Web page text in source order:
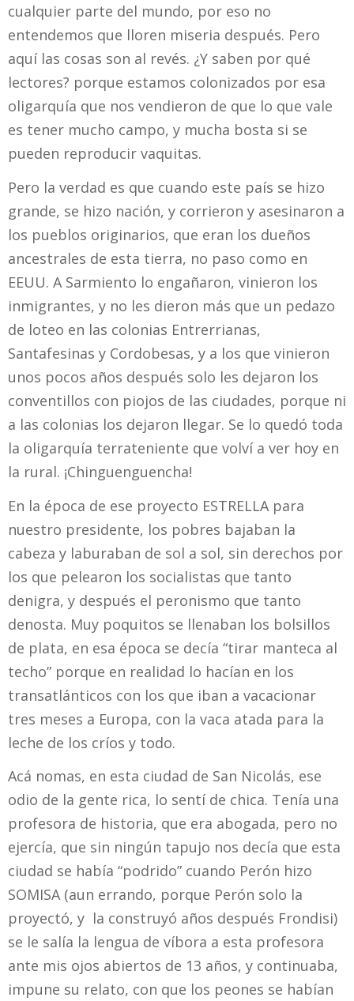
cualquier parte del mundo, por eso no
entendemos que lloren miseria después. Pero
aquí las cosas son al revés. ¿Y saben por qué
lectores? porque estamos colonizados por esa
oligarquía que nos vendieron de que lo que vale
es tener mucho campo, y mucha bosta si se
pueden reproducir vaquitas.
Pero la verdad es que cuando este país se hizo
grande, se hizo nación, y corrieron y asesinaron a
los pueblos originarios, que eran los dueños
ancestrales de esta tierra, no paso como en
EEUU. A Sarmiento lo engañaron, vinieron los
inmigrantes, y no les dieron más que un pedazo
de loteo en las colonias Entrerrianas,
Santafesinas y Cordobesas, y a los que vinieron
unos pocos años después solo les dejaron los
conventillos con piojos de las ciudades, porque ni
a las colonias los dejaron llegar. Se lo quedó toda
la oligarquía terrateniente que volví a ver hoy en
la rural. ¡Chinguenguencha!
En la época de ese proyecto ESTRELLA para
nuestro presidente, los pobres bajaban la
cabeza y laburaban de sol a sol, sin derechos por
los que pelearon los socialistas que tanto
denigra, y después el peronismo que tanto
denosta. Muy poquitos se llenaban los bolsillos
de plata, en esa época se decía “tirar manteca al
techo” porque en realidad lo hacían en los
transatlánticos con los que iban a vacacionar
tres meses a Europa, con la vaca atada para la
leche de los críos y todo.
Acá nomas, en esta ciudad de San Nicolás, ese
odio de la gente rica, lo sentí de chica. Tenía una
profesora de historia, que era abogada, pero no
ejercía, que sin ningún tapujo nos decía que esta
ciudad se había “podrido” cuando Perón hizo
SOMISA (aun errando, porque Perón solo la
proyectó, y la construyó años después Frondisi)
se le salía la lengua de víbora a esta profesora
ante mis ojos abiertos de 13 años, y continuaba,
impune su relato, con que los peones se habían